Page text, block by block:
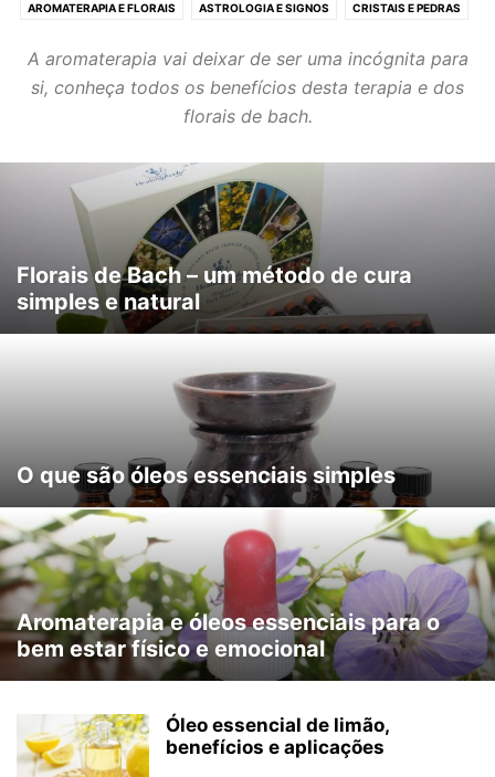
AROMATERAPIA E FLORAIS ASTROLOGIA E SIGNOS CRISTAIS E PEDRAS
SONHOS E HIPNOTERAPIA TARÔT E ADIVINHAÇÃO TERAPIAS ORIENTAIS
A aromaterapia vai deixar de ser uma incógnita para
si, conheça todos os benefícios desta terapia e dos
florais de bach.
Florais de Bach – um método de cura
simples e natural
O que são óleos essenciais simples
Aromaterapia e óleos essenciais para o
bem estar físico e emocional
Óleo essencial de limão,
benefícios e aplicações